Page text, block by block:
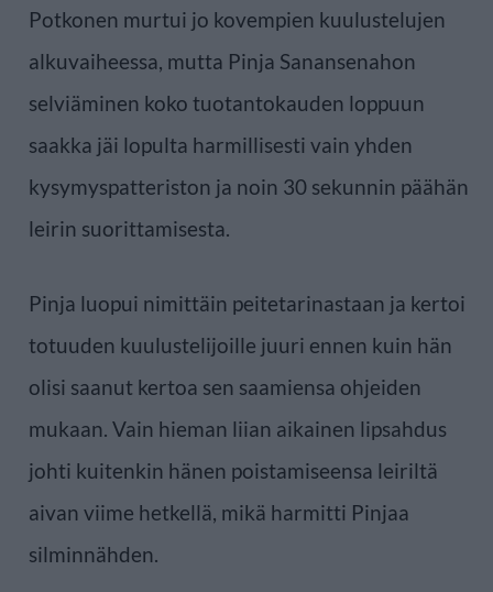
Potkonen murtui jo kovempien kuulustelujen
alkuvaiheessa, mutta Pinja Sanansenahon
selviäminen koko tuotantokauden loppuun
saakka jäi lopulta harmillisesti vain yhden
kysymyspatteriston ja noin 30 sekunnin päähän
leirin suorittamisesta.
Pinja luopui nimittäin peitetarinastaan ja kertoi
totuuden kuulustelijoille juuri ennen kuin hän
olisi saanut kertoa sen saamiensa ohjeiden
mukaan. Vain hieman liian aikainen lipsahdus
johti kuitenkin hänen poistamiseensa leiriltä
aivan viime hetkellä, mikä harmitti Pinjaa
silminnähden.